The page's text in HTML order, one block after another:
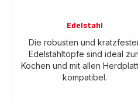
Edelstahl
Die robusten und
Edelstahltöpfe sind ideal
Kochen und mit allen
kompatibel.